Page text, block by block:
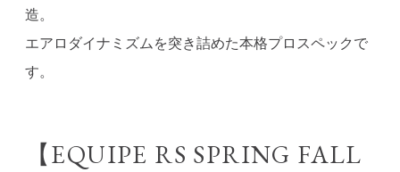
造。
エアロダイナミズムを突き詰めた本格プロスペックで
す。
【EQUIPE RS SPRING FALL